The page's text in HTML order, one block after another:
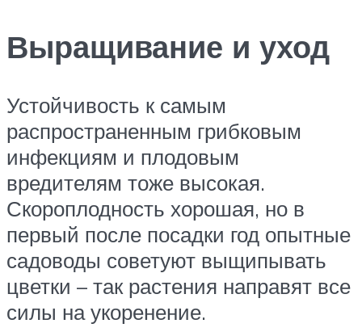
Выращивание и уход
Устойчивость к самым
распространенным грибковым
инфекциям и плодовым
вредителям тоже высокая.
Скороплодность хорошая, но в
первый после посадки год опытные
садоводы советуют выщипывать
цветки – так растения направят все
силы на укоренение.